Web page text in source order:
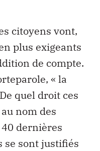
citoyens vont,
plus exigeants
de compte.
« la
quel droit ces
nom des
dernières
se sont justifiés